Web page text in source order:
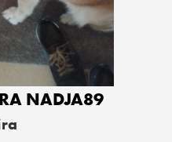
NADJA89